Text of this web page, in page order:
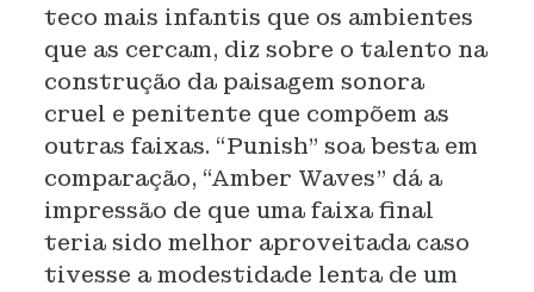
teco mais infantis que os ambientes
que as cercam, diz sobre o talento na
construção da paisagem sonora
cruel e penitente que compõem as
outras faixas. “Punish” soa besta em
comparação, “Amber Waves” dá a
impressão de que uma faixa final
teria sido melhor aproveitada caso
tivesse a modestidade lenta de um